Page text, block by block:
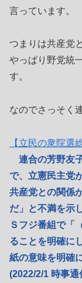
言っています。
つまりは共産党
やっぱり野党統
す。
なのでさっそく
【立民の衆院選
連合の芳野友
で、立憲民主党
共産党との関係
だ」と不満を示
Ｓフジ番組で「
ることを明確に
紙の意味を明確
(2022/2/1 時事通